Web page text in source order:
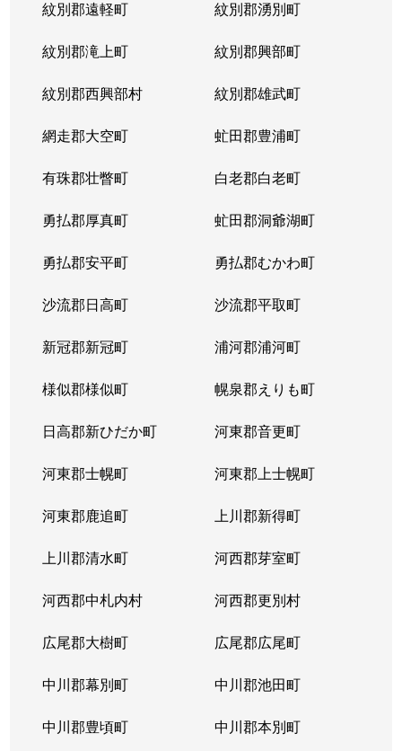
紋別郡遠軽町 紋別郡湧別町
紋別郡滝上町 紋別郡興部町
紋別郡西興部村 紋別郡雄武町
網走郡大空町 虻田郡豊浦町
有珠郡壮瞥町 白老郡白老町
勇払郡厚真町 虻田郡洞爺湖町
勇払郡安平町 勇払郡むかわ町
沙流郡日高町 沙流郡平取町
新冠郡新冠町 浦河郡浦河町
様似郡様似町 幌泉郡えりも町
日高郡新ひだか町 河東郡音更町
河東郡士幌町 河東郡上士幌町
河東郡鹿追町 上川郡新得町
上川郡清水町 河西郡芽室町
河西郡中札内村 河西郡更別村
広尾郡大樹町 広尾郡広尾町
中川郡幕別町 中川郡池田町
中川郡豊頃町 中川郡本別町